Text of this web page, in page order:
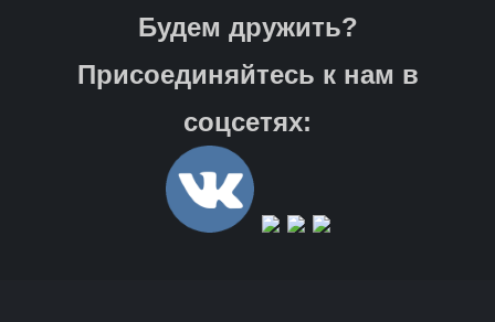
Будем дружить?
Присоединяйтесь к нам в
соцсетях: